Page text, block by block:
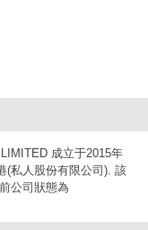
成立于2015年
(私人股份有限公司). 該
公司狀態為